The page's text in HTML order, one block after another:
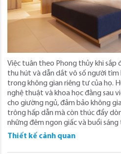
Việc tuân theo Phong thủy khi sắp
thu hút và dẫn dắt vô số người tìm
trong không gian riêng tư của họ.
nghệ thuật và khoa học đằng sau
cho giường ngủ, đảm bảo không
trông hấp dẫn mà còn thúc đẩy
những đêm ngon giấc và buổi
Thiết kế cảnh quan